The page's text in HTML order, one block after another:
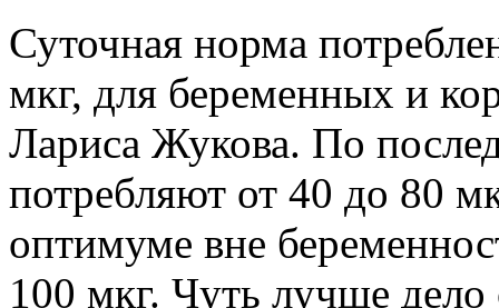
Суточная норма
мкг, для беременных и
Лариса Жукова. По
потребляют от 40 до 80
оптимуме вне
100 мкг. Чуть лучше дело